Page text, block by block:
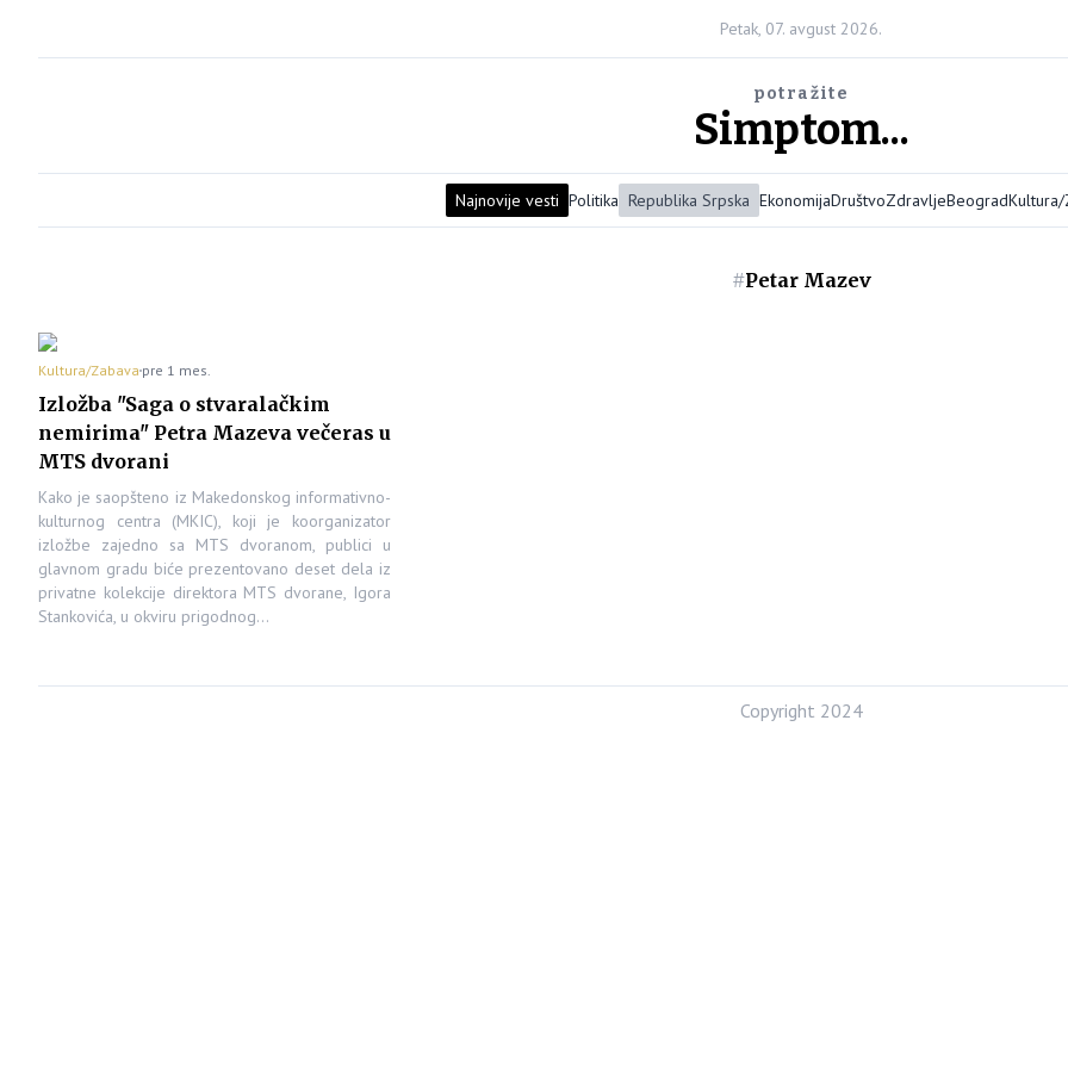
Petak, 07. avgust 2026.
potražite
Simptom...
Najnovije vesti Politika Republika Srpska EkonomijaDruštvoZdravljeBeogradKultura/
#Petar Mazev
Kultura/Zabava pre 1 mes.
Izložba "Saga o stvaralačkim
nemirima" Petra Mazeva večeras u
MTS dvorani
Kako je saopšteno iz Makedonskog informativno-
kulturnog centra (MKIC), koji je koorganizator
izložbe zajedno sa MTS dvoranom, publici u
glavnom gradu biće prezentovano deset dela iz
privatne kolekcije direktora MTS dvorane, Igora
Stankovića, u okviru prigodnog…
Copyright 2024